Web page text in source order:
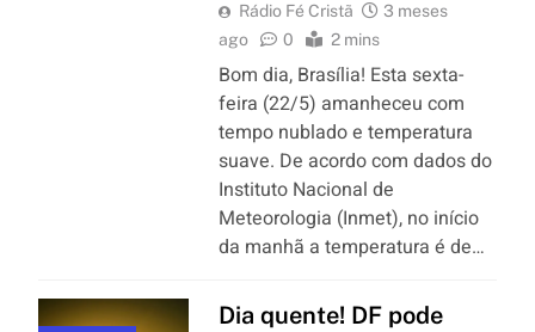
Rádio Fé Cristã
3 meses
ago
0 2 mins
Bom dia, Brasília! Esta sexta-
feira (22/5) amanheceu com
tempo nublado e temperatura
suave. De acordo com dados do
Instituto Nacional de
Meteorologia (Inmet), no início
da manhã a temperatura é de…
Dia quente! DF pode